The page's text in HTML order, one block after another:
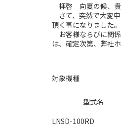
拝啓 向夏の候、貴
さて、突然で大変
頂く事になりました。
お客様ならびに関
は、確定次第、弊社
対象機種
型式名
LNSD-100RD